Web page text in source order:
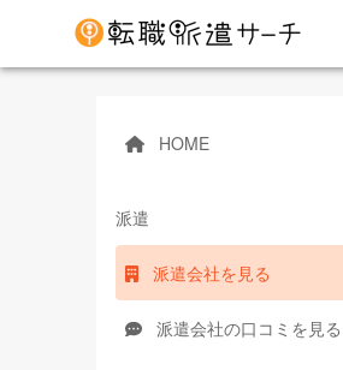
HOME
派遣
派遣会社を見る
派遣会社の口コミを見る